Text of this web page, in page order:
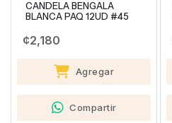
CANDELA BENGALA
BLANCA PAQ 12UD #45
¢2,180
Agregar
Compartir